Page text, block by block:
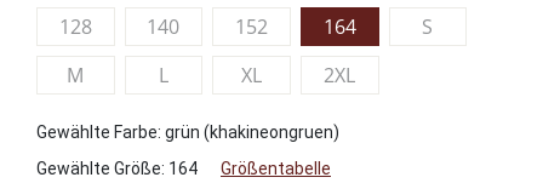
128 140 152 164
S
M
L XL 2XL
Gewählte Farbe: grün (khakineongruen)
Gewählte Größe: 164 Größentabelle